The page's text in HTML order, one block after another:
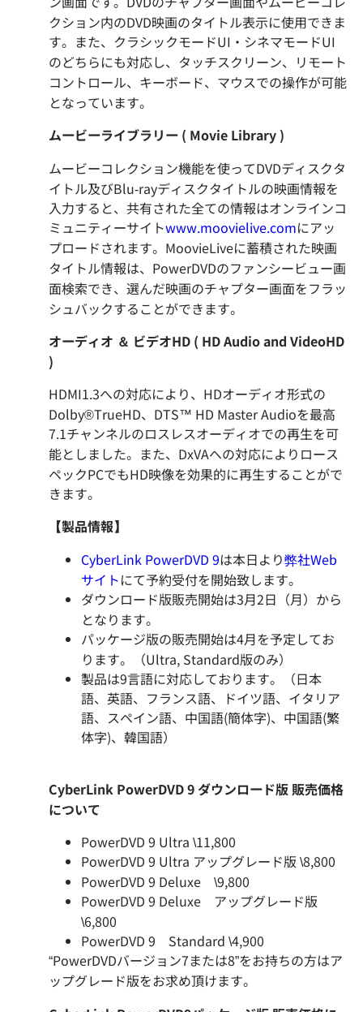
クション内のDVD映画のタイトル表示に使用できま
す。また、クラシックモードUI・シネマモードUI
のどちらにも対応し、タッチスクリーン、リモート
コントロール、キーボード、マウスでの操作が可能
となっています。
ムービーライブラリー ( Movie Library )
ムービーコレクション機能を使ってDVDディスクタ
イトル及びBlu-rayディスクタイトルの映画情報を
入力すると、共有された全ての情報はオンラインコ
ミュニティーサイトwww.moovielive.comにアッ
プロードされます。MoovieLiveに蓄積された映画
タイトル情報は、PowerDVDのファンシービュー画
面検索でき、選んだ映画のチャプター画面をフラッ
シュバックすることができます。
オーディオ ＆ ビデオHD ( HD Audio and VideoHD
)
HDMI1.3への対応により、HDオーディオ形式の
Dolby®TrueHD、DTS™ HD Master Audioを最高
7.1チャンネルのロスレスオーディオでの再生を可
能としました。また、DxVAへの対応によりロース
ペックPCでもHD映像を効果的に再生することがで
きます。
【製品情報】
CyberLink PowerDVD 9は本日より弊社Web
サイトにて予約受付を開始致します。
ダウンロード版販売開始は3月2日（月）から
となります。
パッケージ版の販売開始は4月を予定してお
ります。（Ultra, Standard版のみ）
製品は9言語に対応しております。（日本
語、英語、フランス語、ドイツ語、イタリア
語、スペイン語、中国語(簡体字)、中国語(繁
体字)、韓国語）
CyberLink PowerDVD 9 ダウンロード版 販売価格
について
PowerDVD 9 Ultra \11,800
PowerDVD 9 Ultra アップグレード版 \8,800
PowerDVD 9 Deluxe \9,800
PowerDVD 9 Deluxe アップグレード版
\6,800
PowerDVD 9 Standard \4,900
“PowerDVDバージョン7または8”をお持ちの方はア
ップグレード版をお求め頂けます。